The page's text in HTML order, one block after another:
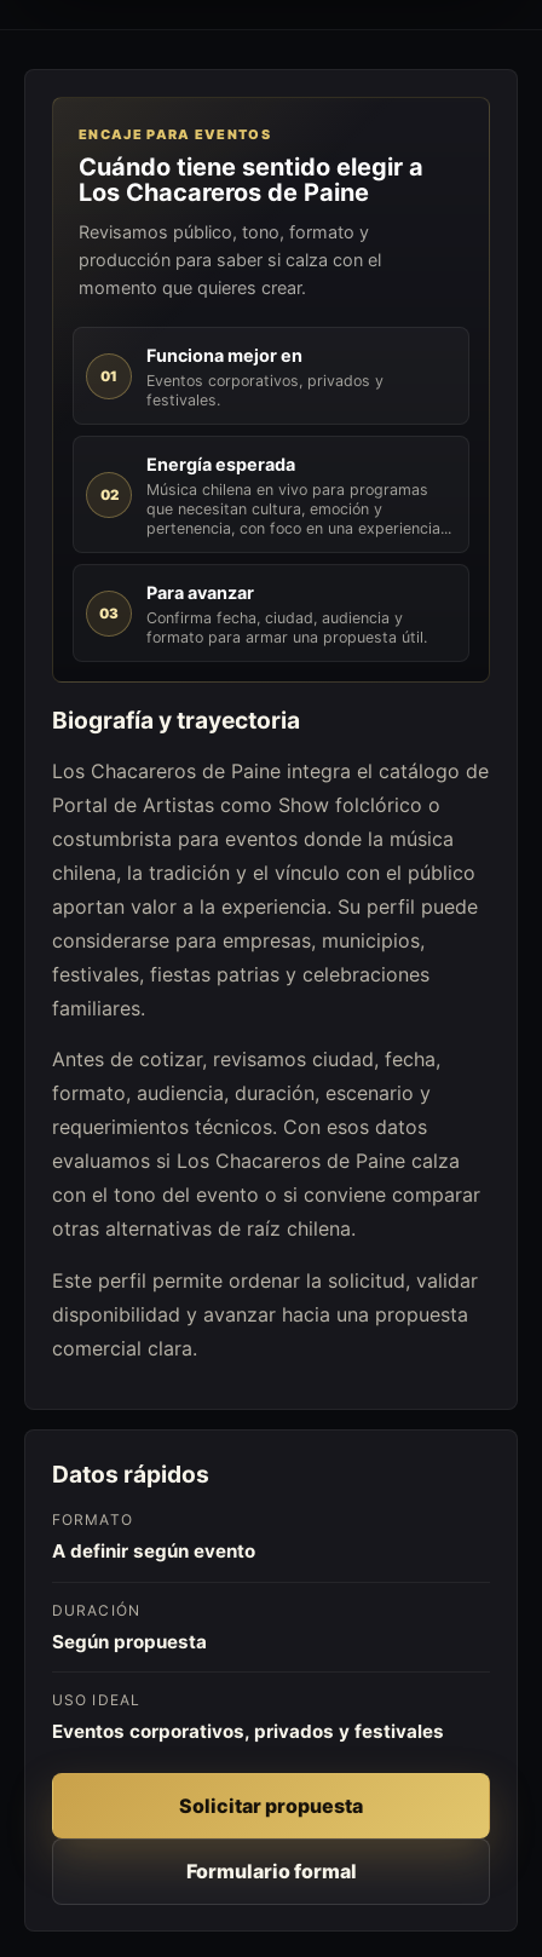
ENCAJE PARA EVENTOS
Cuándo tiene sentido elegir a
Los Chacareros de Paine
Revisamos público, tono, formato y
producción para saber si calza con el
momento que quieres crear.
01
Funciona mejor en
Eventos corporativos, privados y
festivales.
02
Energía esperada
Música chilena en vivo para programas
que necesitan cultura, emoción y
pertenencia, con foco en una experiencia...
03
Para avanzar
Confirma fecha, ciudad, audiencia y
formato para armar una propuesta útil.
Biografía y trayectoria
Los Chacareros de Paine integra el catálogo de
Portal de Artistas como Show folclórico o
costumbrista para eventos donde la música
chilena, la tradición y el vínculo con el público
aportan valor a la experiencia. Su perfil puede
considerarse para empresas, municipios,
festivales, fiestas patrias y celebraciones
familiares.
Antes de cotizar, revisamos ciudad, fecha,
formato, audiencia, duración, escenario y
requerimientos técnicos. Con esos datos
evaluamos si Los Chacareros de Paine calza
con el tono del evento o si conviene comparar
otras alternativas de raíz chilena.
Este perfil permite ordenar la solicitud, validar
disponibilidad y avanzar hacia una propuesta
comercial clara.
Datos rápidos
FORMATO
A definir según evento
DURACIÓN
Según propuesta
USO IDEAL
Eventos corporativos, privados y festivales
Solicitar propuesta
Formulario formal